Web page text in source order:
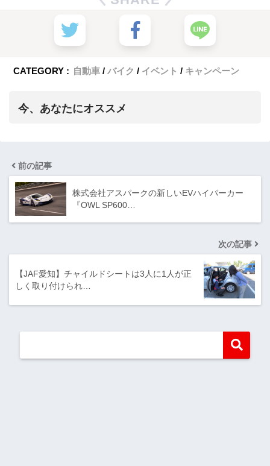
CATEGORY : 自動車 バイク イベント キャンペーン
今、あなたにオススメ
前の記事
株式会社アスパークの新しいEVハイパーカー
『OWL SP600…
次の記事
【JAF愛知】チャイルドシートは3人に1人が正
しく取り付けられ…